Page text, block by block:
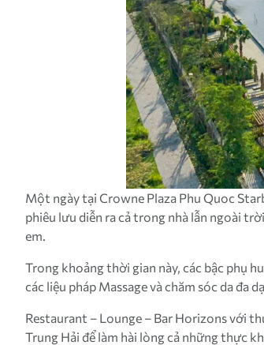
Một ngày tại Crowne Plaza Phu Quoc
phiêu lưu diễn ra cả trong nhà lẫn ngoài
em.
Trong khoảng thời gian này, các bậc phụ
các liệu pháp Massage và chăm sóc da
Restaurant – Lounge – Bar Horizons với
Trung Hải để làm hài lòng cả những thực